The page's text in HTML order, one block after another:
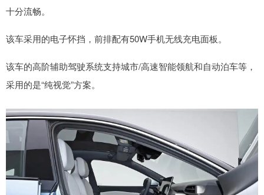
十分流畅。
该车采用的电子怀挡，前排配有50W手机无线充电面板。
该车的高阶辅助驾驶系统支持城市/高速智能领航和自动泊车等，
采用的是“纯视觉”方案。